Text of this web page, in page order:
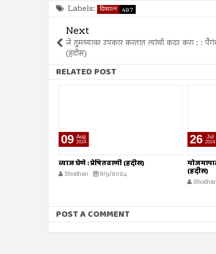
Labels: दिव्यरत्न 497
Next
जे तुमच्यावर उपकार करतात त्यांची कदर करा : :
(हदीस)
RELATED POST
26 Jul
2024
मोजमापात तफावत करणे : प्रेषितवाणी
(हदीस)
26 Jul
2024
सूरह
कुरआन)
POST A COMMENT